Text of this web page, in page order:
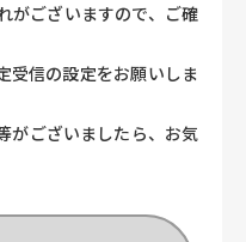
がございますので、ご確
受信の設定をお願いしま
がございましたら、お気